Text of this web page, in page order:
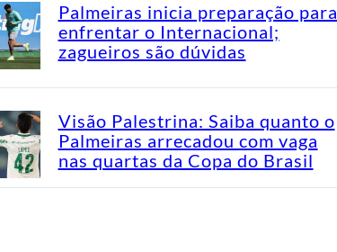
Palmeiras inicia preparação para
enfrentar o Internacional;
zagueiros são dúvidas
Visão Palestrina: Saiba quanto o
Palmeiras arrecadou com vaga
nas quartas da Copa do Brasil